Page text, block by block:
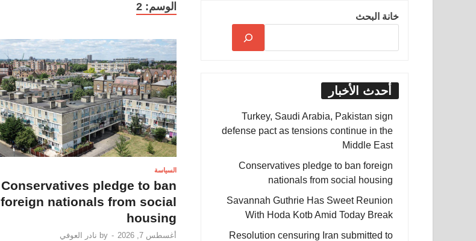
الوسم: 2
السياسة
Conservatives pledge to ban
foreign nationals from social
housing
أغسطس 7, 2026 -
by نادر العوفي
خانة البحث
أحدث الأخبار
Turkey, Saudi Arabia, Pakistan sign
defense pact as tensions continue in the
Middle East
Conservatives pledge to ban foreign
nationals from social housing
Savannah Guthrie Has Sweet Reunion
With Hoda Kotb Amid Today Break
Resolution censuring Iran submitted to